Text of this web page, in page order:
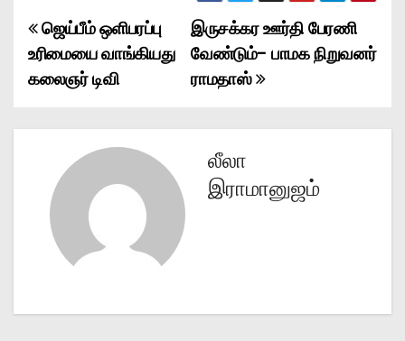
P
o
இருசக்கர ஊர்தி பேரணி
வேண்டும்- பாமக நிறுவனர்
ராமதாஸ்
ஜெய்பீம் ஒளிபரப்பு
உரிமையை வாங்கியது
கலைஞர் டிவி
லீலா
இராமானுஜம்